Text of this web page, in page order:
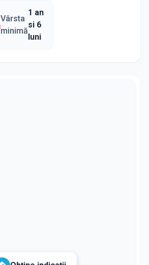
Vârsta
minimă
1 an
si 6
luni